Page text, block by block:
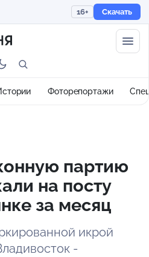
16+ Скачать
Фоторепортажи
партию
на посту
за месяц
икрой
-